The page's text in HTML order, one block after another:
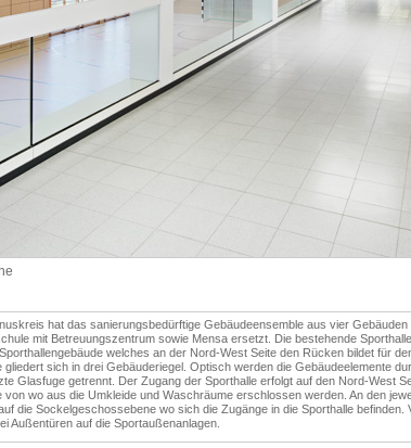
hat das sanierungsbedürftige Gebäudeensemble aus vier
mit Betreuungszentrum sowie Mensa ersetzt. Die bestehende
welches an der Nord-West Seite den Rücken bildet für
gliedert sich in drei Gebäuderiegel. Optisch werden die Gebäudeelemente
Glasfuge getrennt. Der Zugang der Sporthalle erfolgt auf den Nord-West
von wo aus die Umkleide und Waschräume erschlossen werden. An den
die Sockelgeschossebene wo sich die Zugänge in die Sporthalle befinden.
Außentüren auf die Sportaußenanlagen.